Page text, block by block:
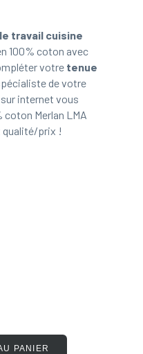
travail cuisine
100% coton avec
votre tenue
de votre
internet vous
coton Merlan LMA
qualité/prix !
PANIER